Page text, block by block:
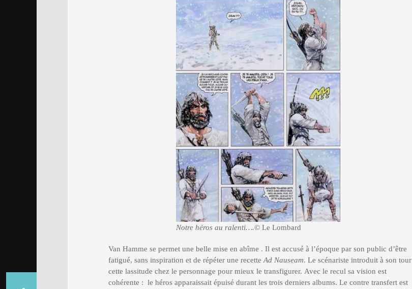
Notre héros au ralenti….© Le Lombard
Van Hamme se permet une belle mise en abîme . Il est accusé à l’époque par son public d’être
fatigué, sans inspiration et de répéter une recette Ad Nauseam. Le scénariste introduit à son tour
cette lassitude chez le personnage pour mieux le transfigurer. Avec le recul sa vision est
cohérente : le héros apparaissait épuisé durant les trois derniers albums. Le contre transfert est